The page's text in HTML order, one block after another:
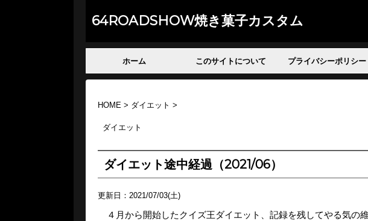
64ROADSHOW焼き菓子カスタム
ホーム このサイトについて プライバシーポリシー
HOME > ダイエット >
ダイエット
ダイエット途中経過（2021/06）
更新日： 2021/07/03(土)
４月から開始したクイズ王ダイエット、記録を残してやる気の維